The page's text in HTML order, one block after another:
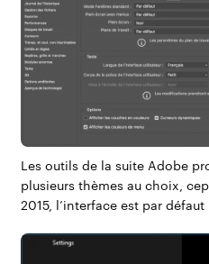
Les outils de la suite Adobe
plusieurs thèmes au choix,
2015, l’interface est par